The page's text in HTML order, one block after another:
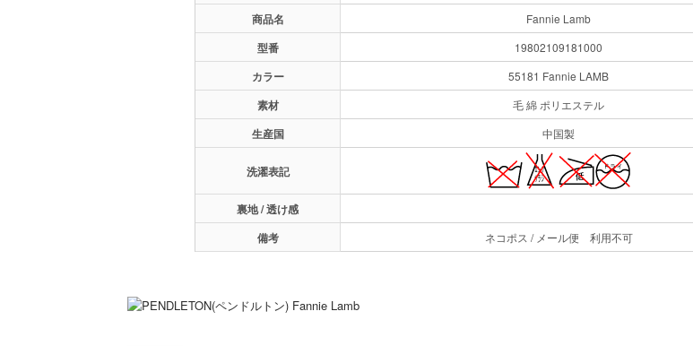
商品名 Fannie Lamb
型番 19802109181000
カラー 55181 Fannie LAMB
素材 毛 綿 ポリエステル
生産国 中国製
洗濯表記
裏地 / 透け感
備考
ネコポス / メール便 利用不可